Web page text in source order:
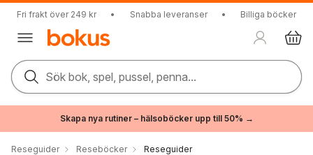
Fri frakt över 249 kr • Snabba leveranser • Billiga böcker
Sök bok, spel, pussel, penna...
Skapa nya rutiner – hälsoböcker upp till 50% →
Reseguider Reseböcker Reseguider